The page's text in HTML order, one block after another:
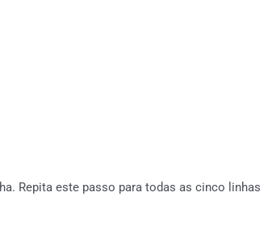
Repita este passo para todas as cinco linhas